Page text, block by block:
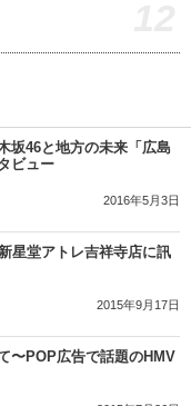
坂46と地方の未来「広島
ビュー
2016年5月3日
星堂アトレ吉祥寺店に訊
2015年9月17日
〜POP広告で話題のHMV